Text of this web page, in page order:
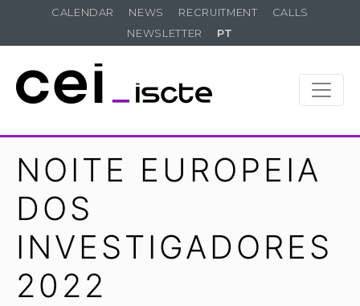
CALENDAR NEWS RECRUITMENT
CALLS
NEWSLETTER
PT
NOITE EUROPEIA
DOS
INVESTIGADORES
2022